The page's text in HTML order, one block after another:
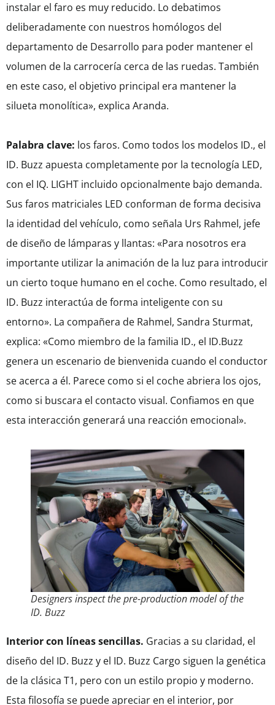
instalar el faro es muy reducido. Lo debatimos
deliberadamente con nuestros homólogos del
departamento de Desarrollo para poder mantener el
volumen de la carrocería cerca de las ruedas. También
en este caso, el objetivo principal era mantener la
silueta monolítica», explica Aranda.
Palabra clave: los faros. Como todos los modelos ID., el
ID. Buzz apuesta completamente por la tecnología LED,
con el IQ. LIGHT incluido opcionalmente bajo demanda.
Sus faros matriciales LED conforman de forma decisiva
la identidad del vehículo, como señala Urs Rahmel, jefe
de diseño de lámparas y llantas: «Para nosotros era
importante utilizar la animación de la luz para introducir
un cierto toque humano en el coche. Como resultado, el
ID. Buzz interactúa de forma inteligente con su
entorno». La compañera de Rahmel, Sandra Sturmat,
explica: «Como miembro de la familia ID., el ID.Buzz
genera un escenario de bienvenida cuando el conductor
se acerca a él. Parece como si el coche abriera los ojos,
como si buscara el contacto visual. Confiamos en que
esta interacción generará una reacción emocional».
Designers inspect the pre-production model of the
ID. Buzz
Interior con líneas sencillas. Gracias a su claridad, el
diseño del ID. Buzz y el ID. Buzz Cargo siguen la genética
de la clásica T1, pero con un estilo propio y moderno.
Esta filosofía se puede apreciar en el interior, por